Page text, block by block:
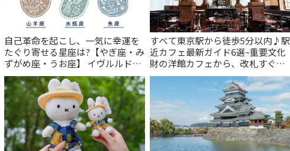
自己革命を起こし、一気に幸運を
たぐり寄せる星座は?【やぎ座・み
ずがめ座・うお座】 イヴルルド遙
華2026年 夏の運勢~Summer~ | こ
とりっぷ
すべて東京駅から徒歩5分以内♪駅
近カフェ最新ガイド6選~重要文化
財の洋館カフェから、改札すぐの
レトロ喫茶まで~ | ことりっぷ